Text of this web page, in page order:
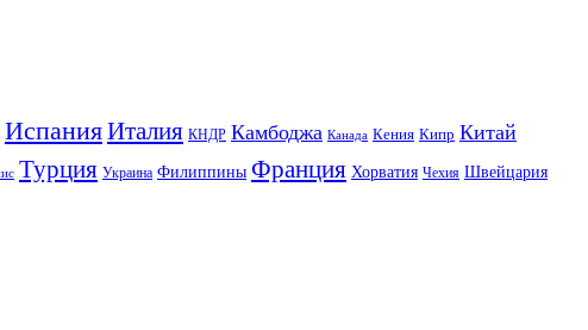
ИспанияИталия КНДР Камбоджа Канада Кения Кипр Китай
Турция Украина Филиппины Франция Хорватия Чехия Швейцария